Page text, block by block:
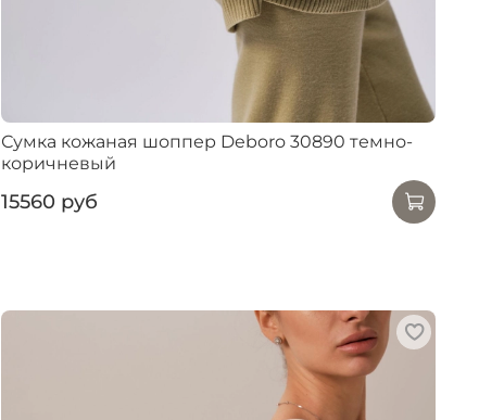
Сумка кожаная шоппер Deboro 30890 темно-
коричневый
15560 руб